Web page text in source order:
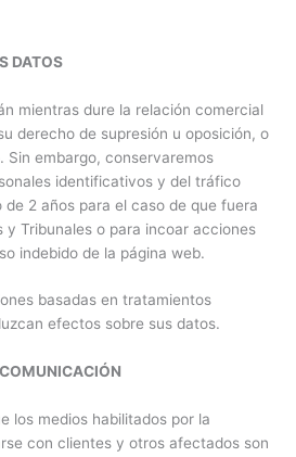
DATOS
mientras dure la relación comercial
derecho de supresión u oposición, o
Sin embargo, conservaremos
identificativos y del tráfico
2 años para el caso de que fuera
y Tribunales o para incoar acciones
indebido de la página web.
basadas en tratamientos
efectos sobre sus datos.
los medios habilitados por la
con clientes y otros afectados son